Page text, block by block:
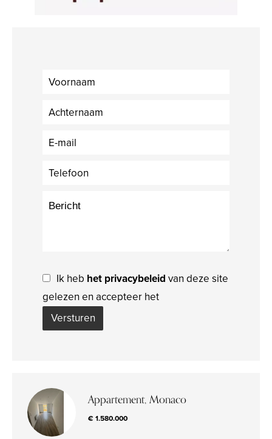
Ik heb het privacybeleid van deze site
gelezen en accepteer het
Versturen
Appartement, Monaco
€ 1.580.000